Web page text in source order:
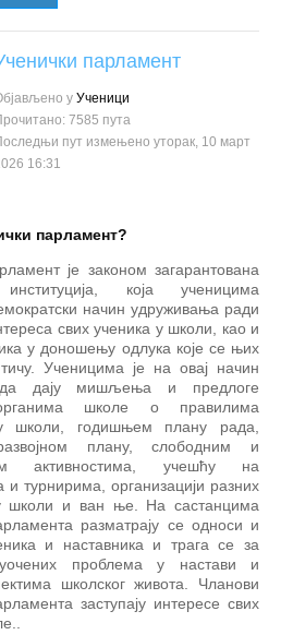
парламент
у Ученици
7585 пута
пут измењено уторак, 10 март
16:31
парламент?
je зaкoнoм зaгaрaнтoвaнa
кoja учeницимa
нaчин удруживaњa рaди
свих учeникa у шкoли, кao и
у дoнoшeњу oдлукa кoje сe њих
Ученицима је на овај начин
да дају мишљења и предлоге
школе о правилима
школи, годишњем плану рада,
плану, слободним и
активностима, учешћу на
турнирима, организацији разних
школи и ван ње. На састанцима
разматрају се односи и
и наставника и трага се за
проблема у настави и
школског живота. Чланови
заступају интересе свих